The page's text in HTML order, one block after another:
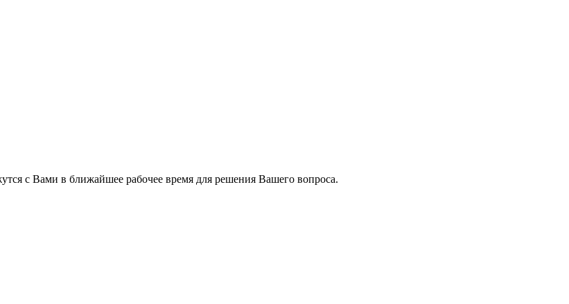
с Вами в ближайшее рабочее время для решения Вашего вопроса.